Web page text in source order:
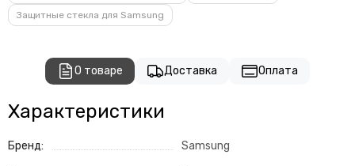
Защитные стекла для Samsung
О товаре Доставка Оплата
Характеристики
Бренд: Samsung